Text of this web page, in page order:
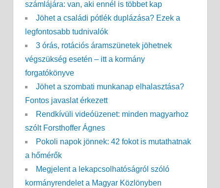
számlájára: van, aki ennél is többet kap
Jöhet a családi pótlék duplázása? Ezek a
legfontosabb tudnivalók
3 órás, rotációs áramszünetek jöhetnek
végszükség esetén – itt a kormány
forgatókönyve
Jöhet a szombati munkanap elhalasztása?
Fontos javaslat érkezett
Rendkívüli videóüzenet: minden magyarhoz
szólt Forsthoffer Ágnes
Pokoli napok jönnek: 42 fokot is mutathatnak
a hőmérők
Megjelent a lekapcsolhatóságról szóló
kormányrendelet a Magyar Közlönyben